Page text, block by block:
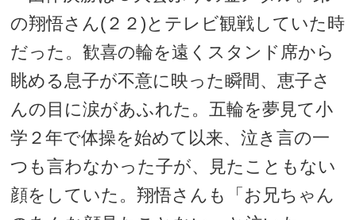
の翔悟さん(２２)とテレビ観戦していた時
だった。歓喜の輪を遠くスタンド席から
眺める息子が不意に映った瞬間、恵子さ
んの目に涙があふれた。五輪を夢見て小
学２年で体操を始めて以来、泣き言の一
つも言わなかった子が、見たこともない
顔をしていた。翔悟さんも「お兄ちゃん